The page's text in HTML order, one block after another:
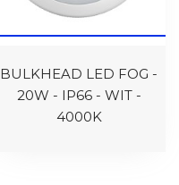
BULKHEAD LED FOG -
20W - IP66 - WIT -
4000K